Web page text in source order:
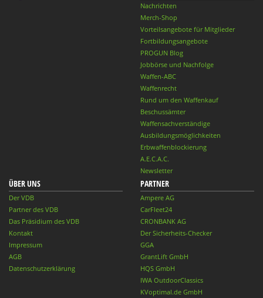
Nachrichten
Merch-Shop
Vorteilsangebote für Mitglieder
Fortbildungsangebote
PROGUN Blog
Jobbörse und Nachfolge
Waffen-ABC
Waffenrecht
Rund um den Waffenkauf
Beschussämter
Waffensachverständige
Ausbildungsmöglichkeiten
Erbwaffenblockierung
A.E.C.A.C.
Newsletter
ÜBER UNS
Der VDB
Partner des VDB
Das Präsidium des VDB
Kontakt
Impressum
AGB
Datenschutzerklärung
PARTNER
Ampere AG
CarFleet24
CRONBANK AG
Der Sicherheits-Checker
GGA
GrantLift GmbH
HQS GmbH
IWA OutdoorClassics
KVoptimal.de GmbH